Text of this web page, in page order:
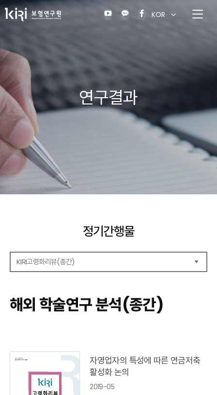
KOR
연구결과
정기간행물
KIRI고령화리뷰(종간)
보험금융연구
KIRI 리포트
이슈 분석(종간)
해외 학술연구 분석(종간)
국내외동향(종간)
특별기고(종간)
해외 학술연구 분석(종간)
자영업자의 특성에 따른 연금저축
활성화 논의
2019-05